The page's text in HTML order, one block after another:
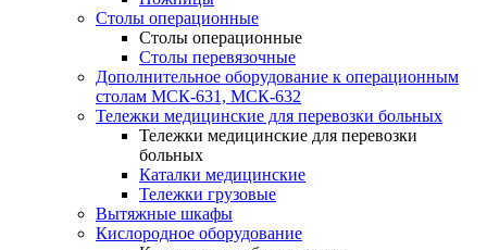
Столы операционные
Столы операционные
Столы перевязочные
Дополнительное оборудование к операционным
столам МСК-631, МСК-632
Тележки медицинские для перевозки больных
Тележки медицинские для перевозки
больных
Каталки медицинские
Тележки грузовые
Вытяжные шкафы
Кислородное оборудование